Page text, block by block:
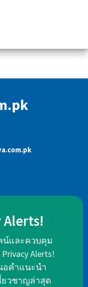
น์และควบคุม
Alerts!
อคำแนะนำ
ยวชาญล่าสุด